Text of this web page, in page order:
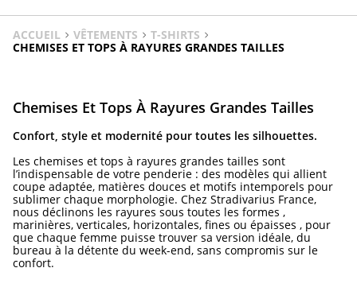
ACCUEIL VÊTEMENTS
T-SHIRTS
CHEMISES ET TOPS À RAYURES GRANDES TAILLES
Chemises Et Tops À Rayures Grandes Tailles
Confort, style et modernité pour toutes les silhouettes.
Les chemises et tops à rayures grandes tailles sont
l’indispensable de votre penderie : des modèles qui allient
coupe adaptée, matières douces et motifs intemporels pour
sublimer chaque morphologie. Chez Stradivarius France,
nous déclinons les rayures sous toutes les formes ,
marinières, verticales, horizontales, fines ou épaisses , pour
que chaque femme puisse trouver sa version idéale, du
bureau à la détente du week-end, sans compromis sur le
confort.